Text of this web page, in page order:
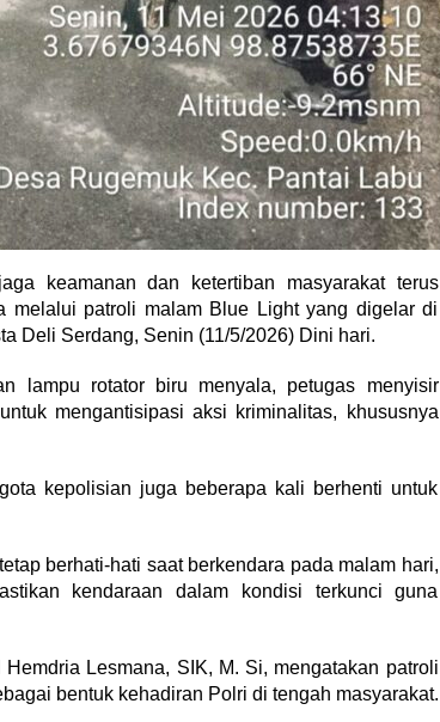
keamanan dan ketertiban masyarakat terus
melalui patroli malam Blue Light yang digelar di
Deli Serdang, Senin (11/5/2026) Dini hari.
lampu rotator biru menyala, petugas menyisir
mengantisipasi aksi kriminalitas, khususnya
kepolisian juga beberapa kali berhenti untuk
berhati-hati saat berkendara pada malam hari,
kendaraan dalam kondisi terkunci guna
Lesmana, SIK, M. Si, mengatakan patroli
bentuk kehadiran Polri di tengah masyarakat.